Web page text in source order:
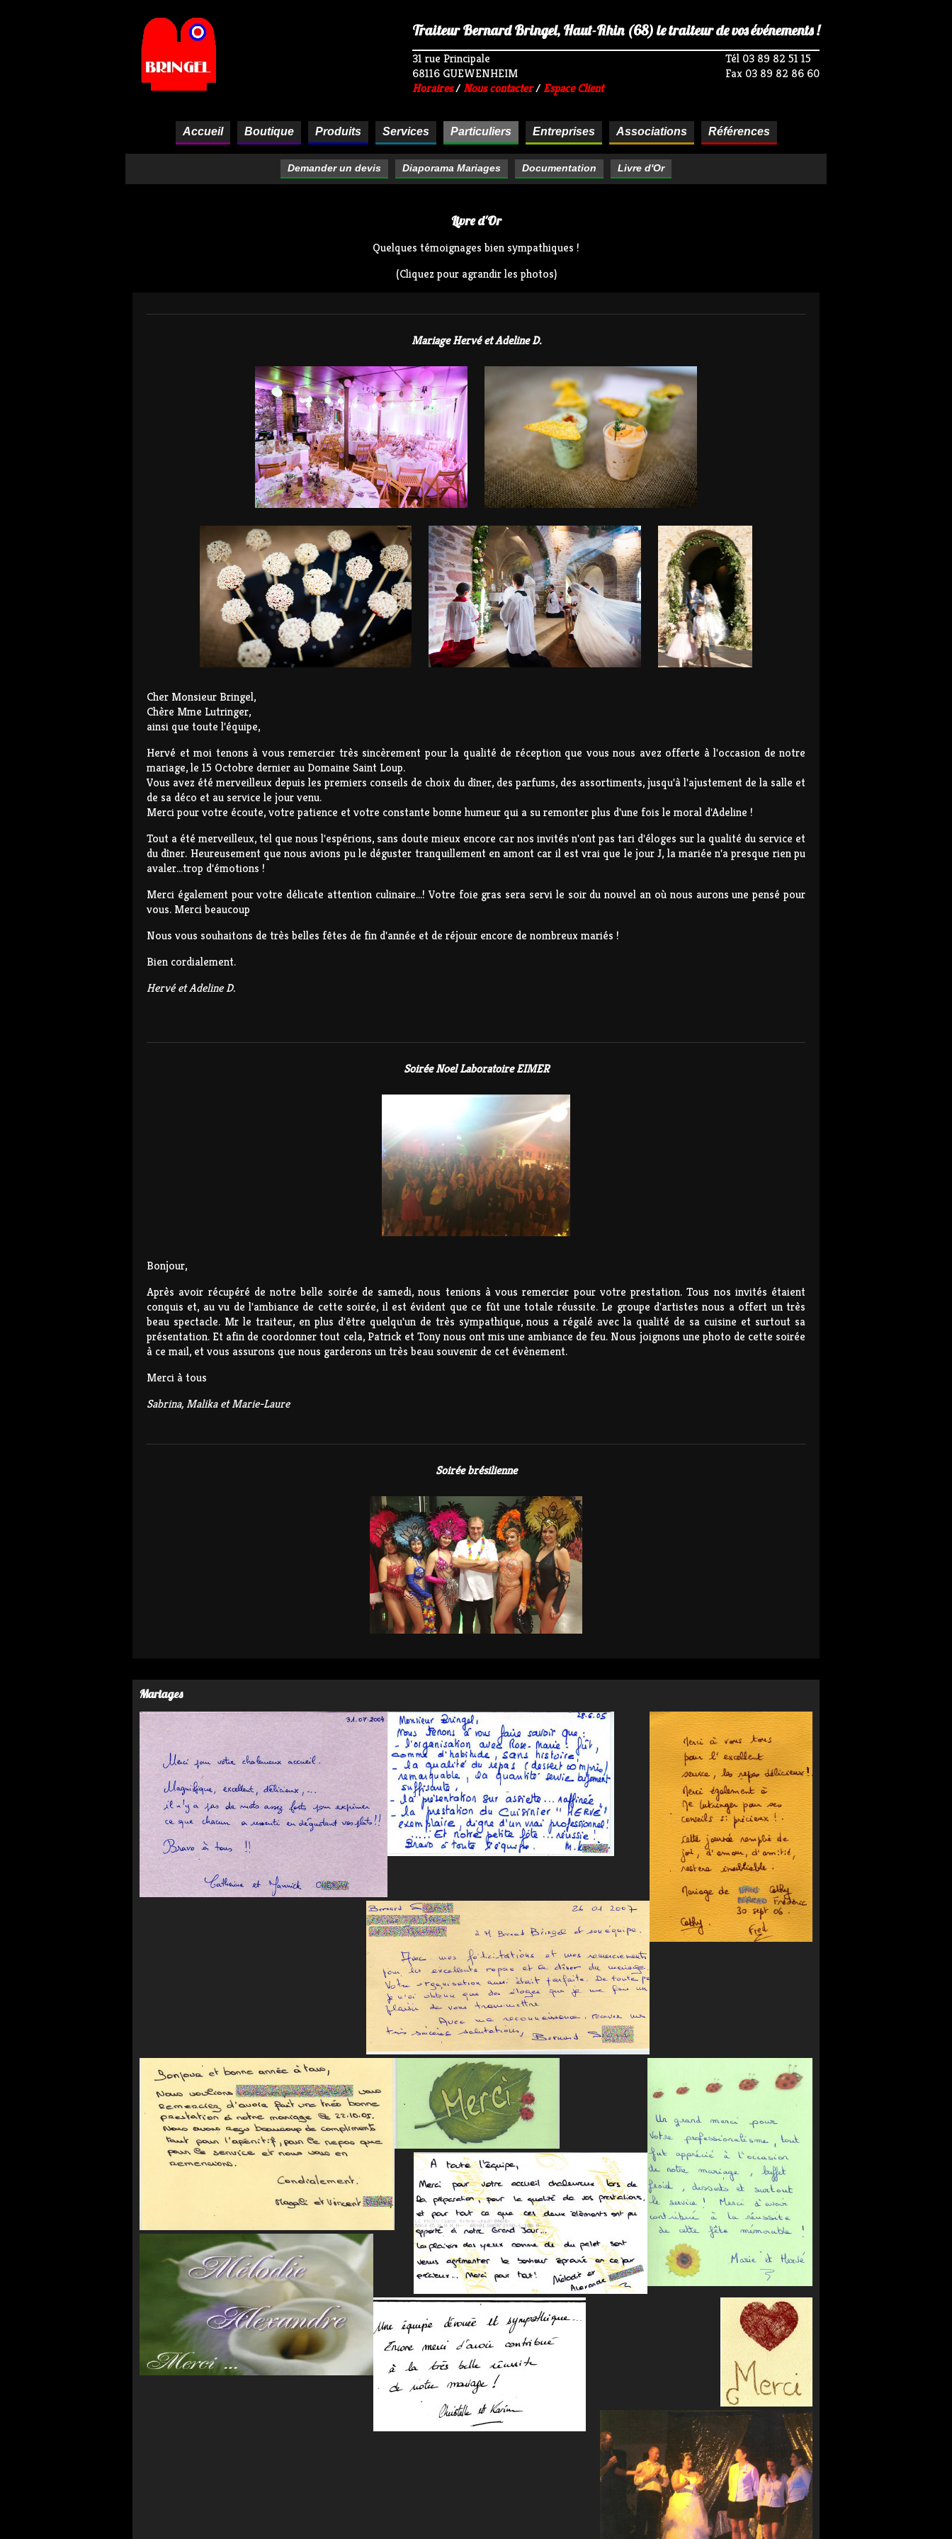
Traiteur Bernard Bringel, Haut-Rhin (68) le traiteur de vos événements !
Tél 03 89 82 51 15
Fax 03 89 82 86 60
31 rue Principale
68116 GUEWENHEIM
Horaires/ Nous contacter/ Espace Client
Accueil Boutique Produits Services Particuliers Entreprises Associations Références
Demander un devis Diaporama Mariages Documentation Livre d'Or
Livre d'Or
Quelques témoignages bien sympathiques !
(Cliquez pour agrandir les photos)
Mariage Hervé et Adeline D.
Cher Monsieur Bringel,
Chère Mme Lutringer,
ainsi que toute l'équipe,
Hervé et moi tenons à vous remercier très sincèrement pour la qualité de réception que vous nous avez offerte à l'occasion de notre
mariage, le 15 Octobre dernier au Domaine Saint Loup.
Vous avez été merveilleux depuis les premiers conseils de choix du dîner, des parfums, des assortiments, jusqu'à l'ajustement de la salle et
de sa déco et au service le jour venu.
Merci pour votre écoute, votre patience et votre constante bonne humeur qui a su remonter plus d'une fois le moral d'Adeline !
Tout a été merveilleux, tel que nous l'espérions, sans doute mieux encore car nos invités n'ont pas tari d'éloges sur la qualité du service et
du dîner. Heureusement que nous avions pu le déguster tranquillement en amont car il est vrai que le jour J, la mariée n'a presque rien pu
avaler...trop d'émotions !
Merci également pour votre délicate attention culinaire...! Votre foie gras sera servi le soir du nouvel an où nous aurons une pensé pour
vous. Merci beaucoup
Nous vous souhaitons de très belles fêtes de fin d'année et de réjouir encore de nombreux mariés !
Bien cordialement.
Hervé et Adeline D.
Soirée Noel Laboratoire EIMER
Bonjour,
Après avoir récupéré de notre belle soirée de samedi, nous tenions à vous remercier pour votre prestation. Tous nos invités étaient
conquis et, au vu de l'ambiance de cette soirée, il est évident que ce fût une totale réussite. Le groupe d'artistes nous a offert un très
beau spectacle. Mr le traiteur, en plus d'être quelqu'un de très sympathique, nous a régalé avec la qualité de sa cuisine et surtout sa
présentation. Et afin de coordonner tout cela, Patrick et Tony nous ont mis une ambiance de feu. Nous joignons une photo de cette soirée
à ce mail, et vous assurons que nous garderons un très beau souvenir de cet évènement.
Merci à tous
Sabrina, Malika et Marie-Laure
Soirée brésilienne
Mariages